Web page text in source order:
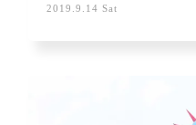
2019.9.14 Sat